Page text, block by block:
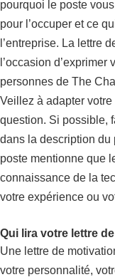
pourquoi le poste
pour l’occuper et ce
l’entreprise. La lettre
l’occasion
personnes de The
Veillez à adapter votre
question. Si possible,
dans la description du
poste mentionne que
connaissance de la
votre expérience ou
Qui lira votre lettre
Une lettre de
votre personnalité,